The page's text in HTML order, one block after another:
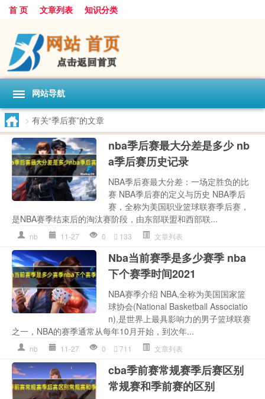
首 页 文章列表 知识分类
网站导航
> 有关“季后赛”的文章
nba季后赛最大分差是多少 nb
a季后赛历史记录
NBA季后赛最大分差：一场定胜负的比
赛 NBA季后赛的定义与历史 NBA季后
赛，全称为美国职业篮球联赛季后赛，
是NBA赛季结束后的淘汰赛阶段，由东部联盟和西部联...
nb 11-27 0 133 文章列表
Nba当前赛季是多少赛季 nba
下个赛季时间2021
NBA赛季介绍 NBA,全称为美国国家篮
球协会(National Basketball Associatio
n),是世界上最具影响力的男子篮球联赛
之一，NBA的赛季通常从每年10月开始，到次年...
nb 11-27 0 711 文章列表
cba季前赛常规赛季后赛区别
常规赛和季前赛的区别